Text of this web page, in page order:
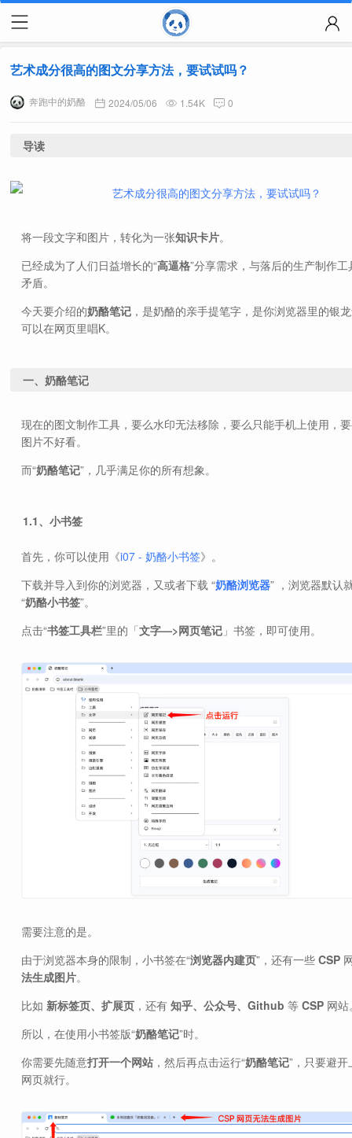
艺术成分很高的图文分享方法，要试试吗？
奔跑中的奶酪 2024/05/06 1.54K 0
导读
将一段文字和图片，转化为一张知识卡片。
已经成为了人们日益增长的“高逼格”分享需求，与落后的生产制作工
矛盾。
今天要介绍的奶酪笔记 ，是奶酪的亲手提笔字，是你浏览器里的银
可以在网页里唱K。
一、奶酪笔记
现在的图文制作工具，要么水印无法移除，要么只能手机上使用，
图片不好看。
而“奶酪笔记”，几乎满足你的所有想象。
1.1、小书签
首先，你可以使用《i07 - 奶酪小书签》。
下载并导入到你的浏览器，又或者下载 “奶酪浏览器” ，浏览器默认
“奶酪小书签”。
点击“书签工具栏”里的「文字—>网页笔记 」书签，即可使用。
需要注意的是。
由于浏览器本身的限制，小书签在“浏览器内建页”，还有一些 CSP
法生成图片。
比如 新标签页、扩展页 ，还有 知乎、公众号、Github 等 CSP 网站
所以，在使用小书签版“奶酪笔记”时。
你需要先随意打开一个网站 ，然后再点击运行“奶酪笔记”，只要避
网页就行。